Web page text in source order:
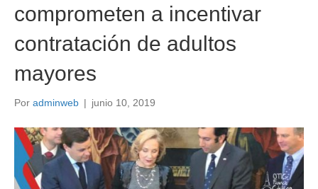
comprometen a incentivar
contratación de adultos
mayores
Por adminweb | junio 10, 2019